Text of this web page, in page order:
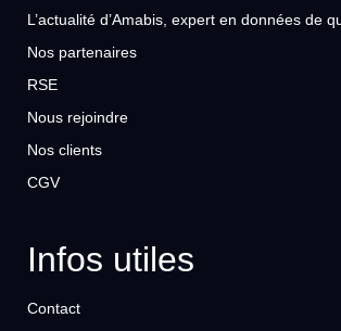
L’actualité d’Amabis, expert en données de
Nos partenaires
RSE
Nous rejoindre
Nos clients
CGV
Infos utiles
Contact